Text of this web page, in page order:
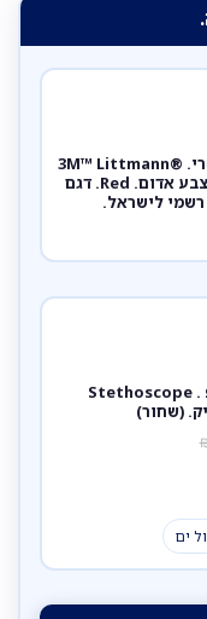
[261201] סטטוסקופ ליטמן 3M™ פדיאטרי. 3M™ Littmann®
Classic II Pediatric Stethoscope. צבע אדום. Red. דגם
[261000] נרתיק נשיאה לסטטוסקופ . Stethoscope
ים